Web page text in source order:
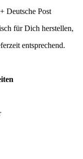
Deutsche Post
für Dich herstellen,
entsprechend.